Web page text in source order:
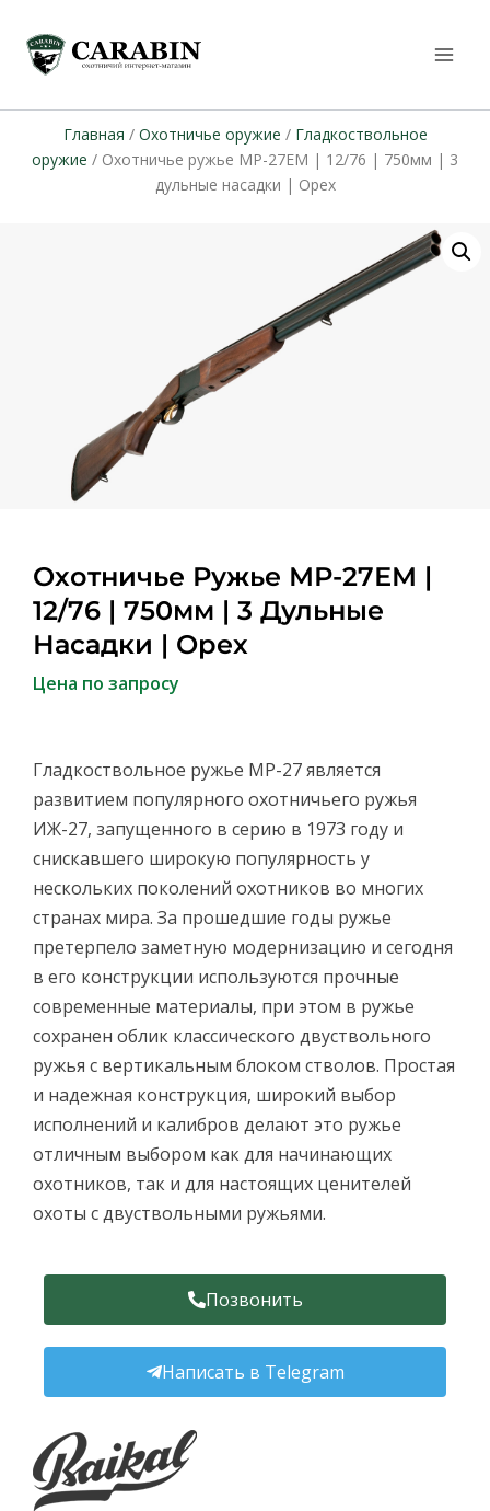
Главная / Охотничье оружие / Гладкоствольное
оружие / Охотничье ружье МР-27ЕМ | 12/76 | 750мм | 3
дульные насадки | Орех
Охотничье Ружье МР-27ЕМ |
12/76 | 750мм | 3 Дульные
Насадки | Орех
Цена по запросу
Гладкоствольное ружье МР-27 является
развитием популярного охотничьего ружья
ИЖ-27, запущенного в серию в 1973 году и
снискавшего широкую популярность у
нескольких поколений охотников во многих
странах мира. За прошедшие годы ружье
претерпело заметную модернизацию и сегодня
в его конструкции используются прочные
современные материалы, при этом в ружье
сохранен облик классического двуствольного
ружья с вертикальным блоком стволов. Простая
и надежная конструкция, широкий выбор
исполнений и калибров делают это ружье
отличным выбором как для начинающих
охотников, так и для настоящих ценителей
охоты с двуствольными ружьями.
Позвонить
Написать в Telegram